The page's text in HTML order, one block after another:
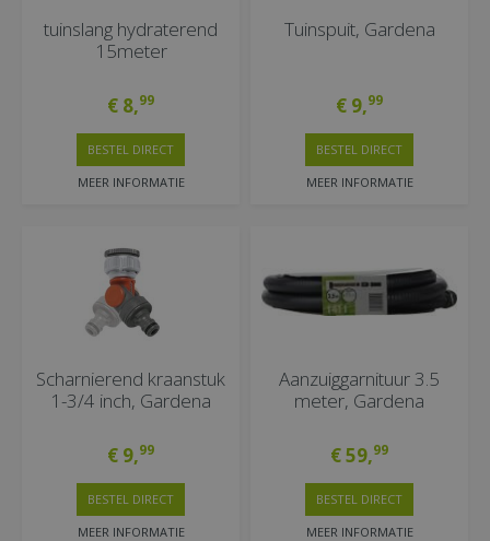
tuinslang hydraterend
15meter
€ 8,99
MEER INFORMATIE
BESTEL DIRECT
Tuinspuit, Gardena
€ 9,99
MEER INFORMATIE
BESTEL DIRECT
Scharnierend kraanstuk
1-3/4 inch, Gardena
€ 9,99
MEER INFORMATIE
BESTEL DIRECT
Aanzuiggarnituur 3.5
meter, Gardena
€59,99
MEER INFORMATIE
BESTEL DIRECT